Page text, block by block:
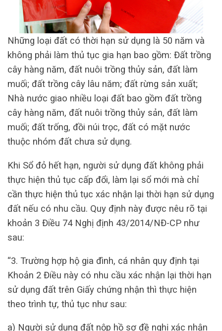
Những loại đất có thời hạn sử dụng là 50 năm và
không phải làm thủ tục gia hạn bao gồm: Đất trồng
cây hàng năm, đất nuôi trồng thủy sản, đất làm
muối; đất trồng cây lâu năm; đất rừng sản xuất;
Nhà nước giao nhiều loại đất bao gồm đất trồng
cây hàng năm, đất nuôi trồng thủy sản, đất làm
muối; đất trống, đồi núi trọc, đất có mặt nước
thuộc nhóm đất chưa sử dụng.
Khi Sổ đỏ hết hạn, người sử dụng đất không phải
thực hiện thủ tục cấp đổi, làm lại sổ mới mà chỉ
cần thực hiện thủ tục xác nhận lại thời hạn sử dụng
đất nếu có nhu cầu. Quy định này được nêu rõ tại
khoản 3 Điều 74 Nghị định 43/2014/NĐ-CP như
sau:
“3. Trường hợp hộ gia đình, cá nhân quy định tại
Khoản 2 Điều này có nhu cầu xác nhận lại thời hạn
sử dụng đất trên Giấy chứng nhận thì thực hiện
theo trình tự, thủ tục như sau:
a) Người sử dụng đất nộp hồ sơ đề nghị xác nhận